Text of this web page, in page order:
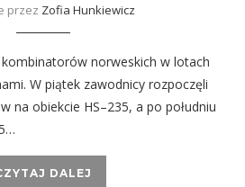
przez Zofia Hunkiewicz
norweskich w lotach
W piątek zawodnicy rozpoczęli
na obiekcie HS–235, a po południu
DALEJ